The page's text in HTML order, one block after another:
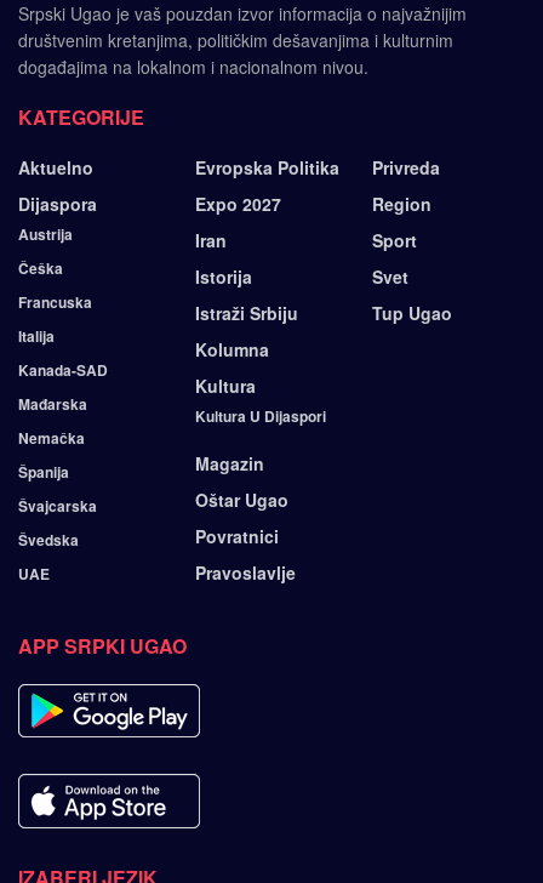
Srpski Ugao je vaš pouzdan izvor informacija o najvažnijim
društvenim kretanjima, političkim dešavanjima i kulturnim
događajima na lokalnom i nacionalnom nivou.
KATEGORIJE
Aktuelno
Dijaspora
Austrija
Češka
Francuska
Italija
Kanada-SAD
Mađarska
Nemačka
Španija
Švajcarska
Švedska
UAE
Evropska Politika
Expo 2027
Iran
Istorija
Istraži Srbiju
Kolumna
Kultura
Kultura U Dijaspori
Magazin
Oštar Ugao
Povratnici
Pravoslavlje
Privreda
Region
Sport
Svet
Tup Ugao
APP SRPKI UGAO